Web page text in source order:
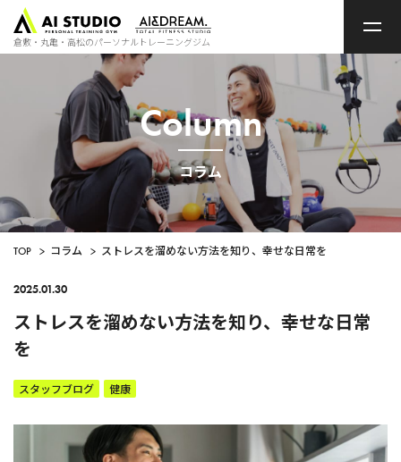
ッ
ペ
ー
ジ
倉敷・丸亀・高松のパーソナルトレーニングジム
Column
コラム
TOP > コラム > ストレスを溜めない方法を知り、幸せな日常を
2025.01.30
ストレスを溜めない方法を知り、幸せな日常
を
スタッフブログ 健康